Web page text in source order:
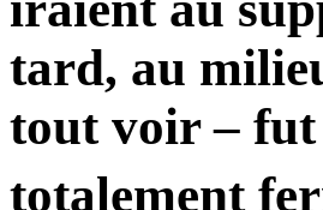
tard, au
tout voir – fut
totalement